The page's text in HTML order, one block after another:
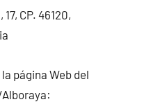
CP. 46120,
la página Web del